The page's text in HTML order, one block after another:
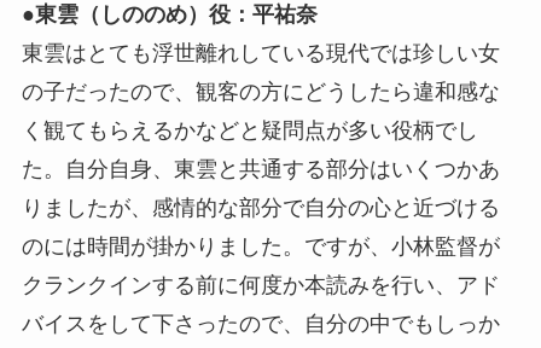
●東雲（しののめ）役：平祐奈
東雲はとても浮世離れしている現代では珍しい女
の子だったので、観客の方にどうしたら違和感な
く観てもらえるかなどと疑問点が多い役柄でし
た。自分自身、東雲と共通する部分はいくつかあ
りましたが、感情的な部分で自分の心と近づける
のには時間が掛かりました。ですが、小林監督が
クランクインする前に何度か本読みを行い、アド
バイスをして下さったので、自分の中でもしっか